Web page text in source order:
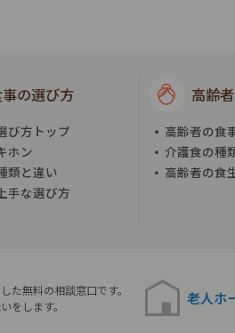
の選び方
び方トップ
ホン
類と違い
手な選び方
高齢
高齢者の食
介護食の種
高齢者の食
た無料の相談窓口です。
をします。
老人ホ